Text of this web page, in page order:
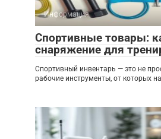
Информация
Спортивные товары:
снаряжение для
Спортивный инвентарь — это не
рабочие инструменты, от которых